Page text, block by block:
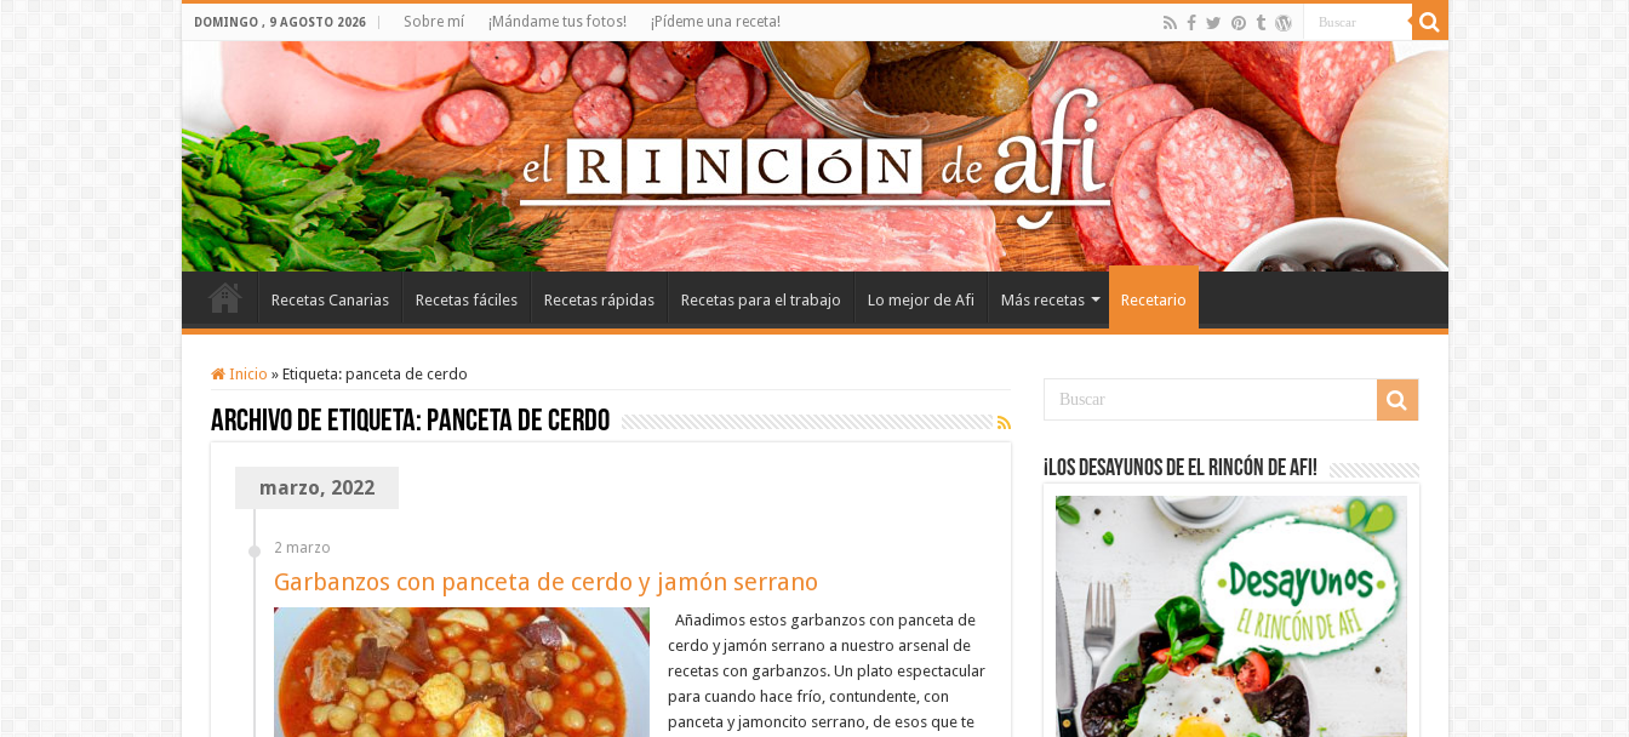
DOMINGO , 9 AGOSTO 2026 Sobre mí ¡Mándame tus fotos! ¡Pídeme una receta!
Recetas Canarias Recetas fáciles Recetas rápidas Recetas para el trabajo Lo mejor de Afi Más recetas Recetario
Inicio » Etiqueta: panceta de cerdo
Archivo de etiqueta: panceta de cerdo
marzo, 2022
2 marzo
Garbanzos con panceta de cerdo y jamón serrano
Añadimos estos garbanzos con panceta de
cerdo y jamón serrano a nuestro arsenal de
recetas con garbanzos. Un plato espectacular
para cuando hace frío, contundente, con
panceta y jamoncito serrano, de esos que te
¡Los desayunos de El Rincón de Afi!